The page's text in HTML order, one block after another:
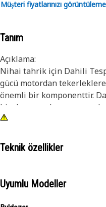
Müşteri fiyatlarınızı
Tanım
Açıklama:
Nihai tahrik için Dahili
gücü motordan
önemli bir komponenttir.
hizalamanın
komponentlerin eksenel
yardımcı olan yaylı çelik bir
• Dayanıklı ve korozyona
• Güvenli ve emniyetli bir
Teknik özellikler
Uyumlu Modeller